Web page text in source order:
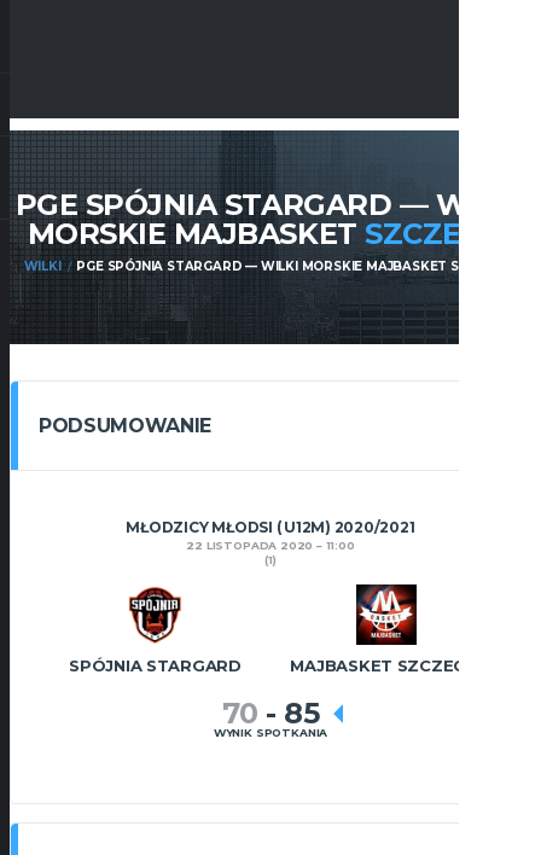
PGE SPÓJNIA STARGARD — WILKI
MORSKIE MAJBASKETSZCZECIN
WILKI PGE SPÓJNIA STARGARD — WILKI MORSKIE MAJBASKET SZCZECIN
PODSUMOWANIE
MŁODZICY MŁODSI ( U12M) 2020/2021
22 LISTOPADA 2020
11:00
(1)
SPÓJNIA STARGARD MAJBASKET SZCZECIN
70 - 85
WYNIK SPOTKANIA